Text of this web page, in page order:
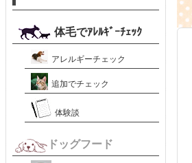
体毛でｱﾚﾙｷﾞｰﾁｪｯｸ
アレルギーチェック
追加でチェック
体験談
ドッグフード